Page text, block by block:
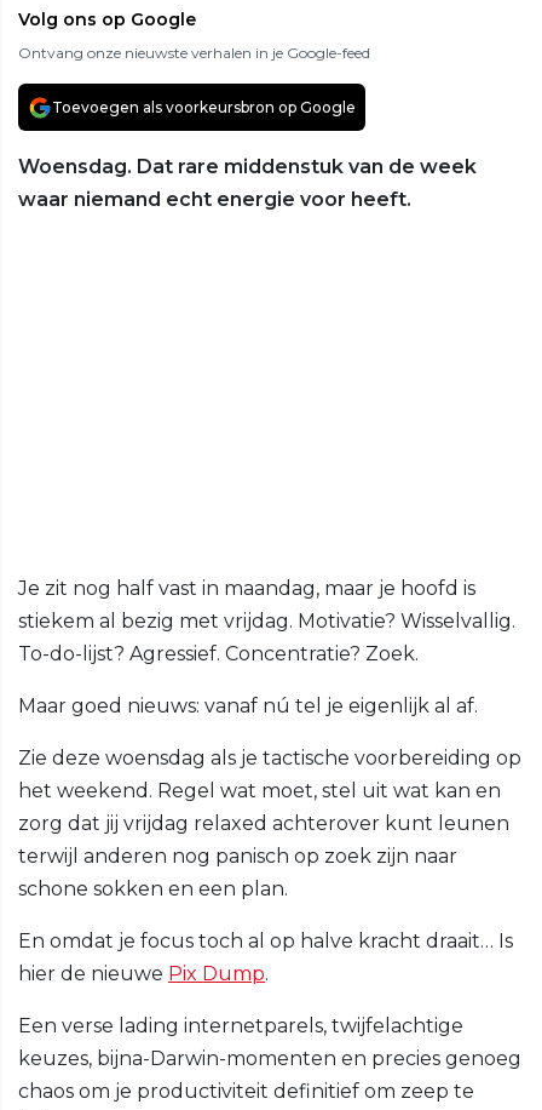
Volg ons op Google
Ontvang onze nieuwste verhalen in je Google-feed
Toevoegen als voorkeursbron op Google
Woensdag. Dat rare middenstuk van de week
waar niemand echt energie voor heeft.
Je zit nog half vast in maandag, maar je hoofd is
stiekem al bezig met vrijdag. Motivatie? Wisselvallig.
To-do-lijst? Agressief. Concentratie? Zoek.
Maar goed nieuws: vanaf nú tel je eigenlijk al af.
Zie deze woensdag als je tactische voorbereiding op
het weekend. Regel wat moet, stel uit wat kan en
zorg dat jij vrijdag relaxed achterover kunt leunen
terwijl anderen nog panisch op zoek zijn naar
schone sokken en een plan.
En omdat je focus toch al op halve kracht draait… Is
hier de nieuwe Pix Dump.
Een verse lading internetparels, twijfelachtige
keuzes, bijna-Darwin-momenten en precies genoeg
chaos om je productiviteit definitief om zeep te